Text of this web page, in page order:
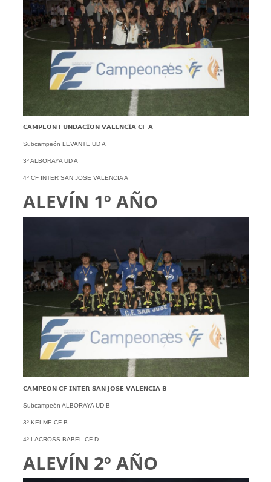
𝗖𝗔𝗠𝗣𝗘𝗢𝗡 𝗙𝗨𝗡𝗗𝗔𝗖𝗜𝗢𝗡 𝗩𝗔𝗟𝗘𝗡𝗖𝗜𝗔 𝗖𝗙 𝗔
Subcampeón LEVANTE UD A
3º ALBORAYA UD A
4º CF INTER SAN JOSE VALENCIA A
ALEVÍN 1º AÑO
𝗖𝗔𝗠𝗣𝗘𝗢𝗡 𝗖𝗙 𝗜𝗡𝗧𝗘𝗥 𝗦𝗔𝗡 𝗝𝗢𝗦𝗘 𝗩𝗔𝗟𝗘𝗡𝗖𝗜𝗔 𝗕
Subcampeón ALBORAYA UD B
3º KELME CF B
4º LACROSS BABEL CF D
ALEVÍN 2º AÑO